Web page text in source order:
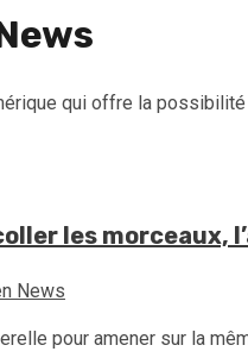
qui offre la
les morceaux,
News
pour amener sur la